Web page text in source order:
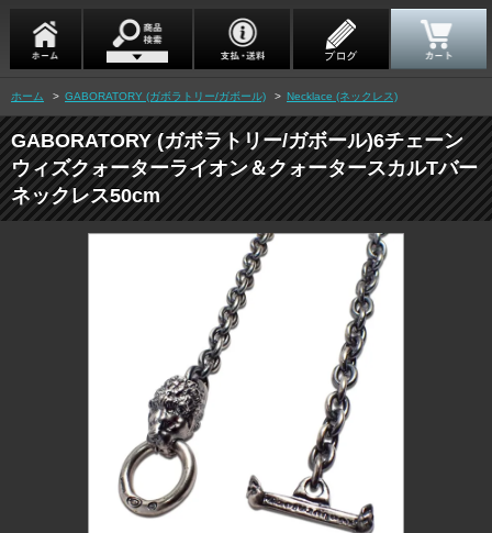
ホーム > GABORATORY (ガボラトリー/ガボール) > Necklace (ネックレス)
GABORATORY (ガボラトリー/ガボール)6チェーン
ウィズクォーターライオン＆クォータースカルTバー
ネックレス50cm